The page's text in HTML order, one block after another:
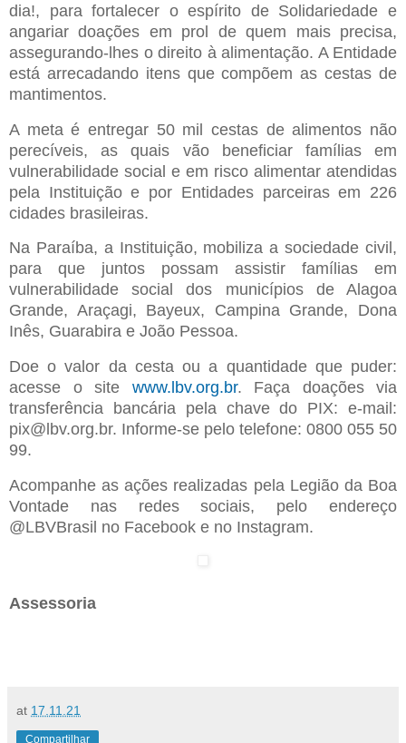
dia!, para fortalecer o espírito de Solidariedade e
angariar doações em prol de quem mais precisa,
assegurando-lhes o direito à alimentação. A Entidade
está arrecadando itens que compõem as cestas de
mantimentos.
A meta é entregar 50 mil cestas de alimentos não
perecíveis, as quais vão beneficiar famílias em
vulnerabilidade social e em risco alimentar atendidas
pela Instituição e por Entidades parceiras em 226
cidades brasileiras.
Na Paraíba, a Instituição, mobiliza a sociedade civil,
para que juntos possam assistir famílias em
vulnerabilidade social dos municípios de Alagoa
Grande, Araçagi, Bayeux, Campina Grande, Dona
Inês, Guarabira e João Pessoa.
Doe o valor da cesta ou a quantidade que puder:
acesse o site www.lbv.org.br. Faça doações via
transferência bancária pela chave do PIX: e-mail:
pix@lbv.org.br. Informe-se pelo telefone: 0800 055 50
99.
Acompanhe as ações realizadas pela Legião da Boa
Vontade nas redes sociais, pelo endereço
@LBVBrasil no Facebook e no Instagram.
Assessoria
at 17.11.21
Compartilhar